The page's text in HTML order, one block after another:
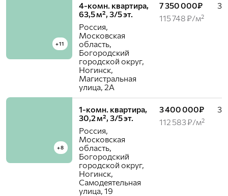
+11
4-комн. квартира,
63,5 м², 3/5 эт.
Россия,
Московская
область,
Богородский
городской округ,
Ногинск,
Магистральная
улица, 2А
7 350 000₽
115 748 ₽/м²
3 /
+8
1-комн. квартира,
30,2 м², 3/5 эт.
Россия,
Московская
область,
Богородский
городской округ,
Ногинск,
Самодеятельная
улица, 19
3 400 000₽
112 583 ₽/м²
3 /